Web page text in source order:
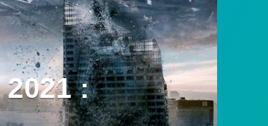
: